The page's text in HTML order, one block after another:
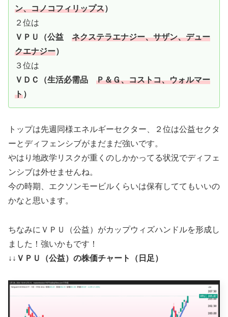
ン、コノコフィリップス）
２位は
ＶＰＵ（公益 ネクステラエナジー、サザン、デュー
クエナジー）
３位は
ＶＤＣ（生活必需品 Ｐ＆Ｇ、コストコ、ウォルマー
ト）
トップは先週同様エネルギーセクター、２位は公益セクタ
ーとディフェンシブがまだまだ強いです。
やはり地政学リスクが重くのしかかってる状況でディフェ
ンシブは外せませんね。
今の時期、エクソンモービルくらいは保有しててもいいの
かなと思います。
ちなみにＶＰＵ（公益）がカップウィズハンドルを形成し
ました！強いかもです！
↓↓ＶＰＵ（公益）の株価チャート（日足）